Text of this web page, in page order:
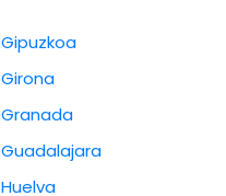
Gipuzkoa
Girona
Granada
Guadalajara
Huelva